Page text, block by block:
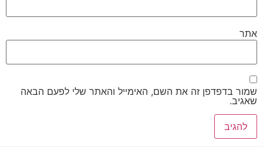
אתר
שמור בדפדפן זה את השם, האימייל והאתר שלי לפעם הבאה
שאגיב.